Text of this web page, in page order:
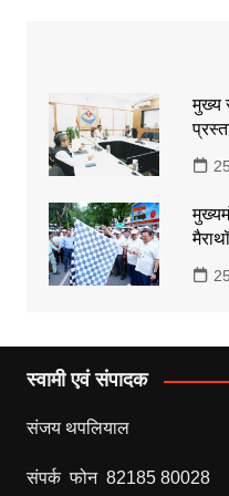
मुख्य
स्वामी एवं संपादक
संजय थपलियाल
संपर्क फोन 82185 80028